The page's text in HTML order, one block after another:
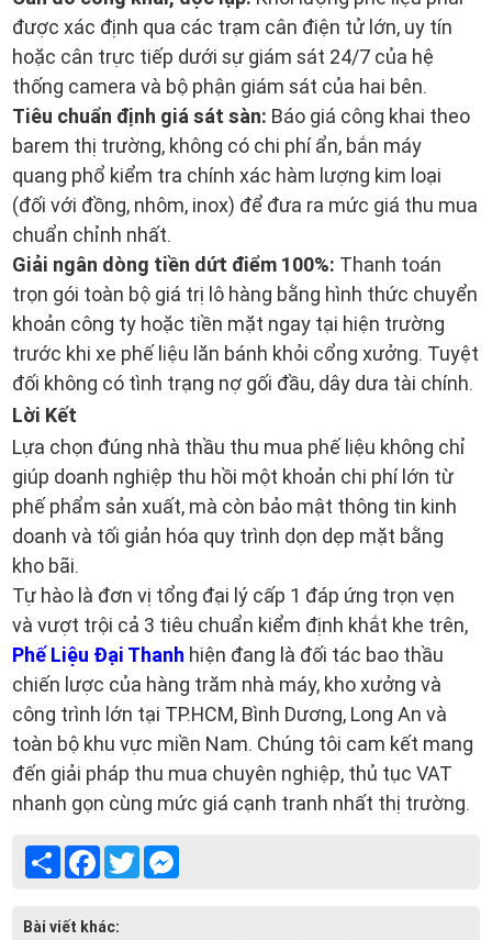
được xác định qua các trạm cân điện tử lớn, uy tín
hoặc cân trực tiếp dưới sự giám sát 24/7 của hệ
thống camera và bộ phận giám sát của hai bên.
Tiêu chuẩn định giá sát sàn: Báo giá công khai theo
barem thị trường, không có chi phí ẩn, bắn máy
quang phổ kiểm tra chính xác hàm lượng kim loại
(đối với đồng, nhôm, inox) để đưa ra mức giá thu mua
chuẩn chỉnh nhất.
Giải ngân dòng tiền dứt điểm 100%: Thanh toán
trọn gói toàn bộ giá trị lô hàng bằng hình thức chuyển
khoản công ty hoặc tiền mặt ngay tại hiện trường
trước khi xe phế liệu lăn bánh khỏi cổng xưởng. Tuyệt
đối không có tình trạng nợ gối đầu, dây dưa tài chính.
Lời Kết
Lựa chọn đúng nhà thầu thu mua phế liệu không chỉ
giúp doanh nghiệp thu hồi một khoản chi phí lớn từ
phế phẩm sản xuất, mà còn bảo mật thông tin kinh
doanh và tối giản hóa quy trình dọn dẹp mặt bằng
kho bãi.
Tự hào là đơn vị tổng đại lý cấp 1 đáp ứng trọn vẹn
và vượt trội cả 3 tiêu chuẩn kiểm định khắt khe trên,
Phế Liệu Đại Thanh hiện đang là đối tác bao thầu
chiến lược của hàng trăm nhà máy, kho xưởng và
công trình lớn tại TP.HCM, Bình Dương, Long An và
toàn bộ khu vực miền Nam. Chúng tôi cam kết mang
đến giải pháp thu mua chuyên nghiệp, thủ tục VAT
nhanh gọn cùng mức giá cạnh tranh nhất thị trường.
Share Facebook
Twitter
Bài viết khác: